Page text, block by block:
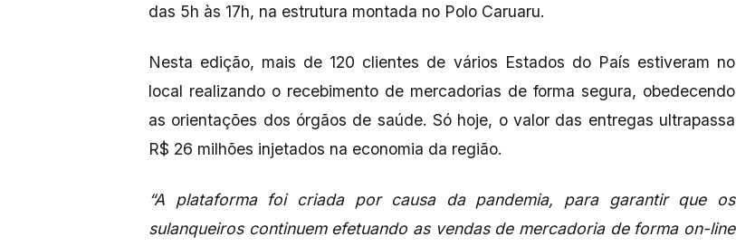
das 5h às 17h, na estrutura montada no Polo Caruaru.
Nesta edição, mais de 120 clientes de vários Estados do País estiveram no
local realizando o recebimento de mercadorias de forma segura, obedecendo
as orientações dos órgãos de saúde. Só hoje, o valor das entregas ultrapassa
R$ 26 milhões injetados na economia da região.
“A plataforma foi criada por causa da pandemia, para garantir que os
sulanqueiros continuem efetuando as vendas de mercadoria de forma on-line